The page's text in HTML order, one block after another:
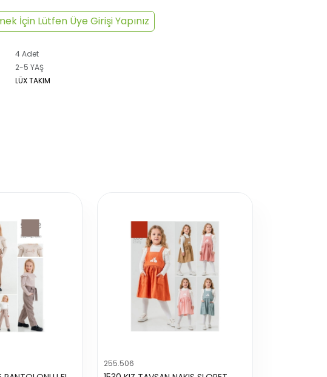
İçin Lütfen Üye Girişi Yapınız
4 Adet
2-5 YAŞ
LÜX TAKIM
255.506